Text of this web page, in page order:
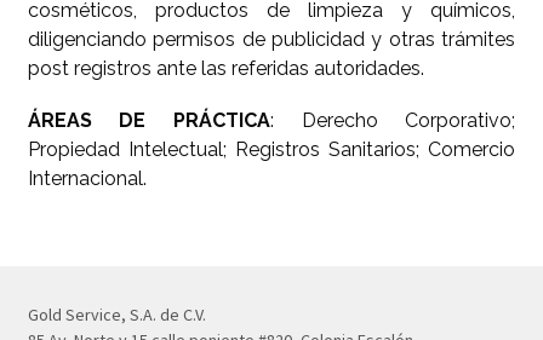
cosméticos, productos de limpieza y químicos,
diligenciando permisos de publicidad y otras trámites
post registros ante las referidas autoridades.
ÁREAS DE PRÁCTICA: Derecho Corporativo;
Propiedad Intelectual; Registros Sanitarios; Comercio
Internacional.
Gold Service, S.A. de C.V.